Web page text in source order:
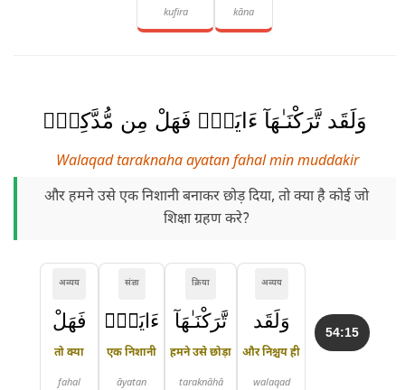
kāna
kufira
وَلَقَد تَّرَكْنَـٰهَآ ءَايَةًۭ فَهَلْ مِن مُّدَّكِرٍۢ
Walaqad taraknaha ayatan fahal min muddakir
और हमने उसे एक निशानी बनाकर छोड़ दिया, तो क्या है कोई जो
शिक्षा ग्रहण करे?
54:15
अव्यय
وَلَقَد
और निश्चय ही
walaqad
क्रिया
تَّرَكْنَـٰهَآ
हमने उसे छोड़ा
taraknāhā
संज्ञा
ءَايَةًۭ
एक निशानी
āyatan
अव्यय
فَهَلْ
तो क्या
fahal